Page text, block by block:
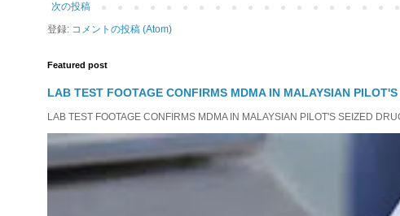
次の投稿
登録: コメントの投稿 (Atom)
Featured post
LAB TEST FOOTAGE CONFIRMS MDMA IN MALAYSIAN
LAB TEST FOOTAGE CONFIRMS MDMA IN MALAYSIAN PILOT'S SEIZED